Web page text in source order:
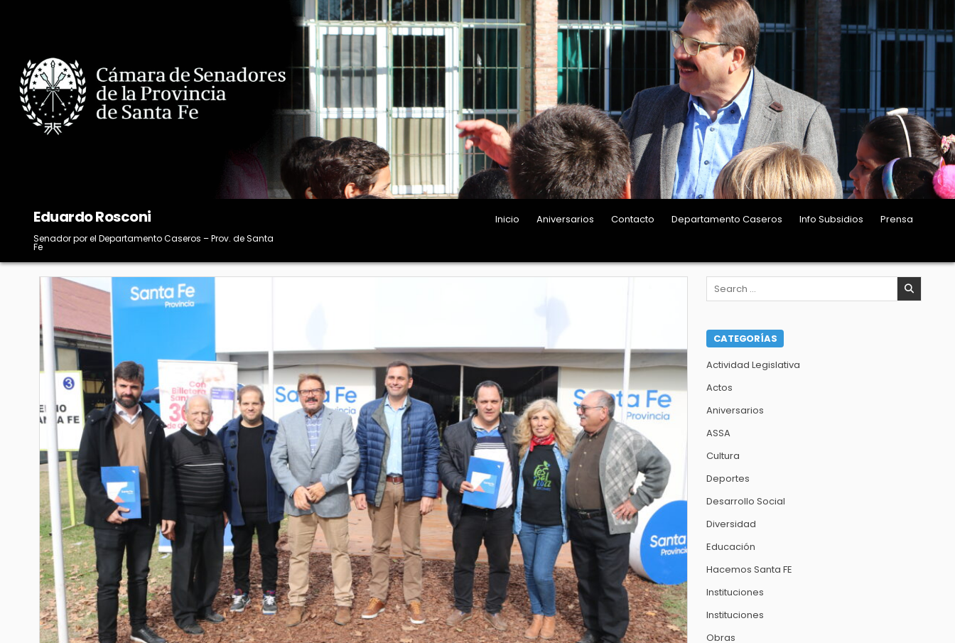
Eduardo Rosconi
Senador por el Departamento Caseros – Prov. de Santa
Fe
Inicio Aniversarios Contacto Departamento Caseros Info Subsidios Prensa
Search
for:
CATEGORÍAS
Actividad Legislativa
Actos
Aniversarios
ASSA
Cultura
Deportes
Desarrollo Social
Diversidad
Educación
Hacemos Santa FE
Instituciones
Instituciones
Obras